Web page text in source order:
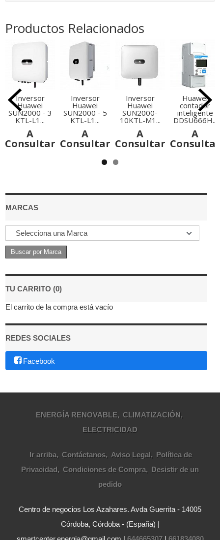
MARCAS
TU CARRITO (0)
El carrito de la compra está vacío
REDES SOCIALES
Facebook
Productos Relacionados
Inversor
Huawei
SUN2000 - 3
KTL-L1...
A
Consultar
Inversor
Huawei
SUN2000 - 5
KTL-L1...
A
Consultar
Inversor
Huawei
SUN2000-
10KTL-M1...
A
Consultar
Huawei
contador
inteligente
DDSU666H...
A
Consultar
ENERGÍA RENOVABLE
CLIMATIZACIÓN
ELECTRICIDAD
Ir arriba Contáctanos Aviso Legal
Política de
Privacidad
Condiciones de Compra
Desistir de un
pedido
Centro de negocios Los Azahares. Avda Guerrita - 14005
Córdoba, Córdoba - (España) |